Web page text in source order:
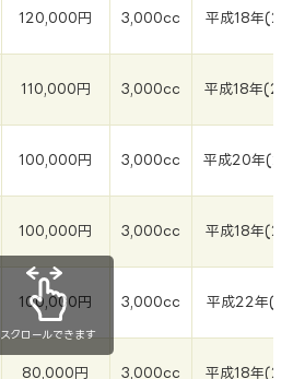
120,000円 3,000cc 平成18年
110,000円 3,000cc 平成18年
100,000円 3,000cc 平成20年
100,000円 3,000cc 平成18年
100,000円 3,000cc 平成22年
80,000円 3,000cc 平成18年
スクロールできます